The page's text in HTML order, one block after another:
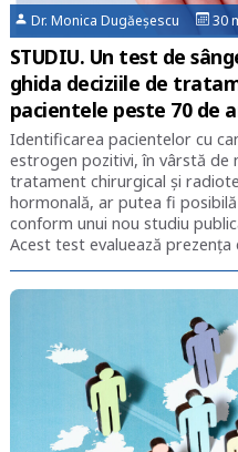
Dr. Monica Dugăeșescu 30
STUDIU. Un test de
ghida deciziile de
pacientele peste 70 de
Identificarea pacientelor cu
estrogen pozitivi, în vârstă de
tratament chirurgical şi
hormonală, ar putea fi
conform unui nou studiu
Acest test evaluează